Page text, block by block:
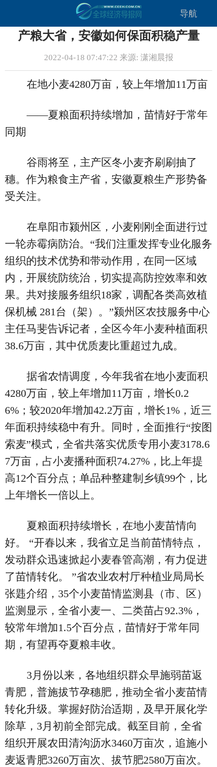
导航
产粮大省，安徽如何保面积稳产量
2022-04-18 07:47:22 来源: 潇湘晨报
在地小麦4280万亩，较上年增加11万亩
——夏粮面积持续增加，苗情好于常年
同期
谷雨将至，主产区冬小麦齐刷刷抽了
穗。作为粮食主产省，安徽夏粮生产形势备
受关注。
在阜阳市颍州区，小麦刚刚全面进行过
一轮赤霉病防治。“我们注重发挥专业化服务
组织的技术优势和带动作用，在同一区域
内，开展统防统治，切实提高防控效率和效
果。共对接服务组织18家，调配各类高效植
保机械 281台（架）。”颍州区农技服务中心
主任马斐告诉记者，全区今年小麦种植面积
38.6万亩，其中优质麦比重超过九成。
据省农情调度，今年我省在地小麦面积
4280万亩，较上年增加11万亩，增长0.2
6%；较2020年增加42.2万亩，增长1%，近三
年面积持续稳中有升。同时，全面推行“按图
索麦”模式，全省共落实优质专用小麦3178.6
7万亩，占小麦播种面积74.27%，比上年提
高12个百分点；单品种整建制乡镇99个，比
上年增长一倍以上。
夏粮面积持续增长，在地小麦苗情向
好。 “开春以来，我省立足当前苗情特点，
发动群众迅速掀起小麦春管高潮，有力促进
了苗情转化。 ”省农业农村厅种植业局局长
张韪介绍，35个小麦苗情监测县（市、区）
监测显示，全省小麦一、二类苗占92.3%，
较常年增加1.5个百分点，苗情好于常年同
期，有望再夺夏粮丰收。
3月份以来，各地组织群众早施弱苗返
青肥，普施拔节孕穗肥，推动全省小麦苗情
转化升级。掌握好防治适期，及早开展化学
除草，3月初前全部完成。截至目前，全省
组织开展农田清沟沥水3460万亩次，追施小
麦返青肥3260万亩次、拔节肥2580万亩次。